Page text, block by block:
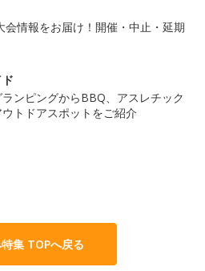
会情報をお届け！開催・中止・延期
ンピングからBBQ、アスレチック
トドアスポットをご紹介
集 TOPへ戻る